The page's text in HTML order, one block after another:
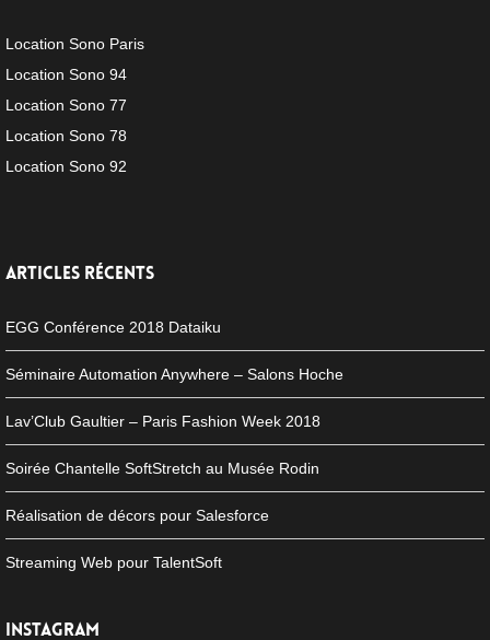
Location Sono Paris
Location Sono 94
Location Sono 77
Location Sono 78
Location Sono 92
ARTICLES RÉCENTS
EGG Conférence 2018 Dataiku
Séminaire Automation Anywhere – Salons Hoche
Lav’Club Gaultier – Paris Fashion Week 2018
Soirée Chantelle SoftStretch au Musée Rodin
Réalisation de décors pour Salesforce
Streaming Web pour TalentSoft
INSTAGRAM